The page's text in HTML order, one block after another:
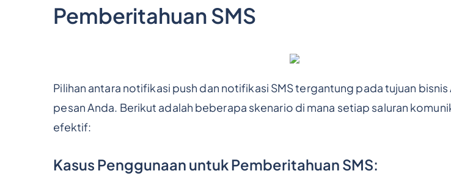
Pemberitahuan SMS
Pilihan antara notifikasi push dan notifikasi SMS tergantung pada tujuan bisnis
pesan Anda. Berikut adalah beberapa skenario di mana setiap saluran
efektif:
Kasus Penggunaan untuk Pemberitahuan SMS: